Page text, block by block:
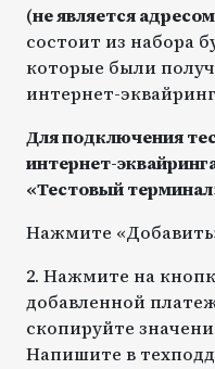
(не является
состоит из набора
которые были
интернет-
Для подключения
интернет-
«Тестовый
Нажмите
2. Нажмите на
добавленной
скопируйте
Напишите в